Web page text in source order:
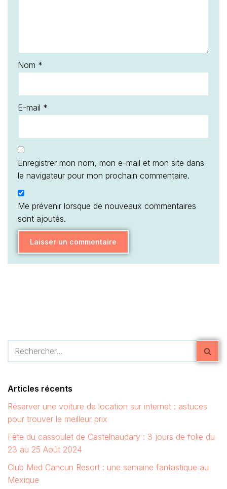
Nom *
E-mail *
Enregistrer mon nom, mon e-mail et mon site dans
le navigateur pour mon prochain commentaire.
Me prévenir lorsque de nouveaux commentaires
sont ajoutés.
Articles récents
Réserver une voiture de location sur internet : astuces
pour trouver le meilleur prix
Fête du cassoulet de Castelnaudary : 3 jours de folie du
23 au 25 Août 2024
Club Med Cancun Resort : une semaine fantastique au
Mexique